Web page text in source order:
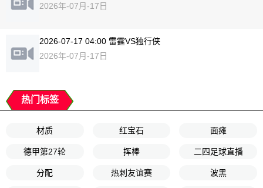
2026年-07月-17日
2026-07-17 04:00 雷霆VS独行侠
2026年-07月-17日
热门标签
材质 红宝石 面瘫
德甲第27轮 挥棒 二四足球直播
分配 热刺友谊赛 波黑